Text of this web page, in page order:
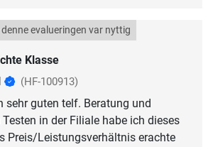
Klasse
evalueringen var nyttig
(HF-100913)
sehr guten telf. Beratung und
in der Filiale habe ich dieses
Preis/Leistungsverhältnis erachte